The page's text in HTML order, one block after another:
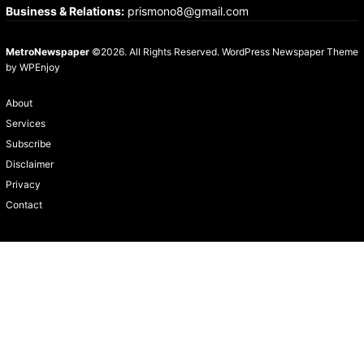
Business & Relations:prismono8@gmail.com
MetroNewspaper©2026. All Rights Reserved. WordPress Newspaper Theme
by WPEnjoy
About
Services
Subscribe
Disclaimer
Privacy
Contact